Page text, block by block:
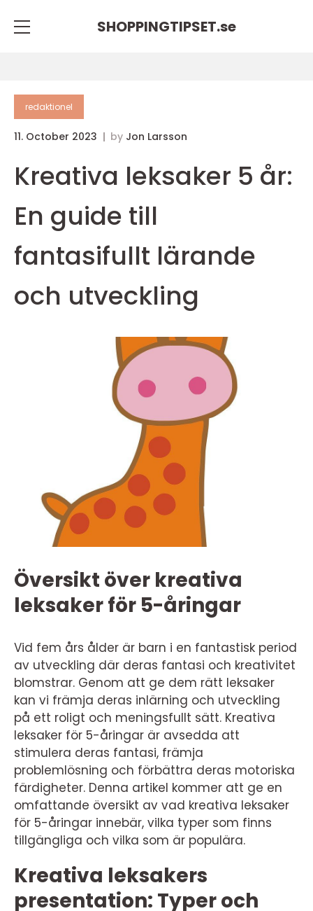
SHOPPINGTIPSET.se
redaktionel
11. October 2023 by Jon Larsson
Kreativa leksaker 5 år:
En guide till
fantasifullt lärande
och utveckling
Översikt över kreativa
leksaker för 5-åringar
Vid fem års ålder är barn i en fantastisk period
av utveckling där deras fantasi och kreativitet
blomstrar. Genom att ge dem rätt leksaker
kan vi främja deras inlärning och utveckling
på ett roligt och meningsfullt sätt. Kreativa
leksaker för 5-åringar är avsedda att
stimulera deras fantasi, främja
problemlösning och förbättra deras motoriska
färdigheter. Denna artikel kommer att ge en
omfattande översikt av vad kreativa leksaker
för 5-åringar innebär, vilka typer som finns
tillgängliga och vilka som är populära.
Kreativa leksakers
presentation: Typer och